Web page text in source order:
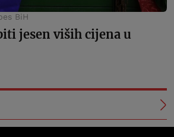
BiH
jesen viših cijena u